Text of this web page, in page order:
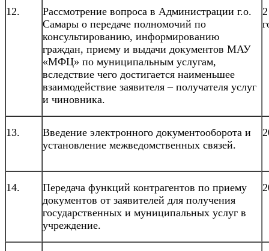
12.
Рассмотрение вопроса в Администрации г.о.
Самары о передаче полномочий по
консультированию, информированию
граждан, приему и выдачи документов МАУ
«МФЦ» по муниципальным услугам,
вследствие чего достигается наименьшее
взаимодействие заявителя – получателя услуг
и чиновника.
13.
Введение электронного документооборота и
установление межведомственных связей.
14.
Передача функций контрагентов по приему
документов от заявителей для получения
государственных и муниципальных услуг в
учреждение.